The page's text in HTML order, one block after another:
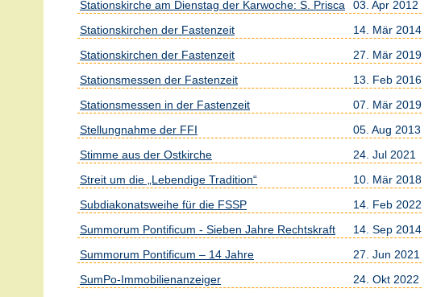
Stationskirche am Dienstag der Karwoche: S. Prisca
03. Apr 2012
Stationskirchen der Fastenzeit
14. Mär 2014
Stationskirchen der Fastenzeit
27. Mär 2019
Stationsmessen der Fastenzeit
13. Feb 2016
Stationsmessen in der Fastenzeit
07. Mär 2019
Stellungnahme der FFI
05. Aug 2013
Stimme aus der Ostkirche
24. Jul 2021
Streit um die „Lebendige Tradition“
10. Mär 2018
Subdiakonatsweihe für die FSSP
14. Feb 2022
Summorum Pontificum - Sieben Jahre Rechtskraft
14. Sep 2014
Summorum Pontificum – 14 Jahre
27. Jun 2021
SumPo-Immobilienanzeiger
24. Okt 2022